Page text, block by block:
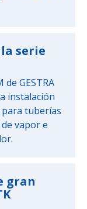
serie
GESTRA
instalación
para tuberías
vapor e
gran